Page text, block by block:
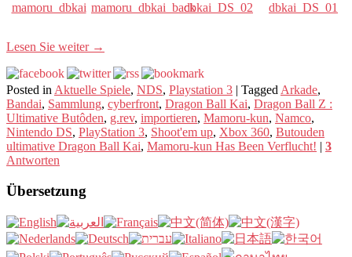
mamoru_dbkai mamoru_dbkai_backdbkai_DS_02 dbkai_DS_01
Lesen Sie weiter →
Posted inAktuelle Spiele, NDS, Playstation 3 | TaggedArkade,
Bandai, Sammlung, cyberfront, Dragon Ball Kai, Dragon Ball Z :
Ultimative Butôden, g.rev, importieren, Mamoru-kun, Namco,
Nintendo DS, PlayStation 3, Shoot'em up, Xbox 360, Butouden
ultimative Dragon Ball Kai, Mamoru-kun Has Been Verflucht! | 3
Antworten
Übersetzung